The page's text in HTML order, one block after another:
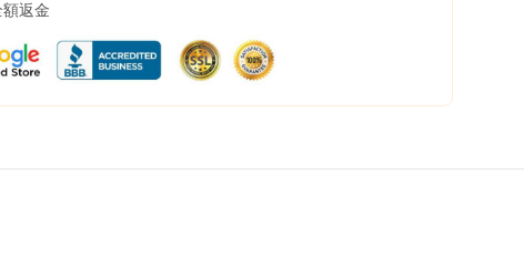
返金